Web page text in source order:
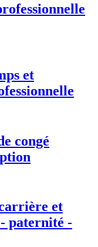
et
congé
et
paternité -